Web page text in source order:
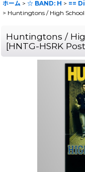
ホーム > ☆ BAND: H > ==
> Huntingtons / High School
Huntingtons /
[HNTG-HSRK